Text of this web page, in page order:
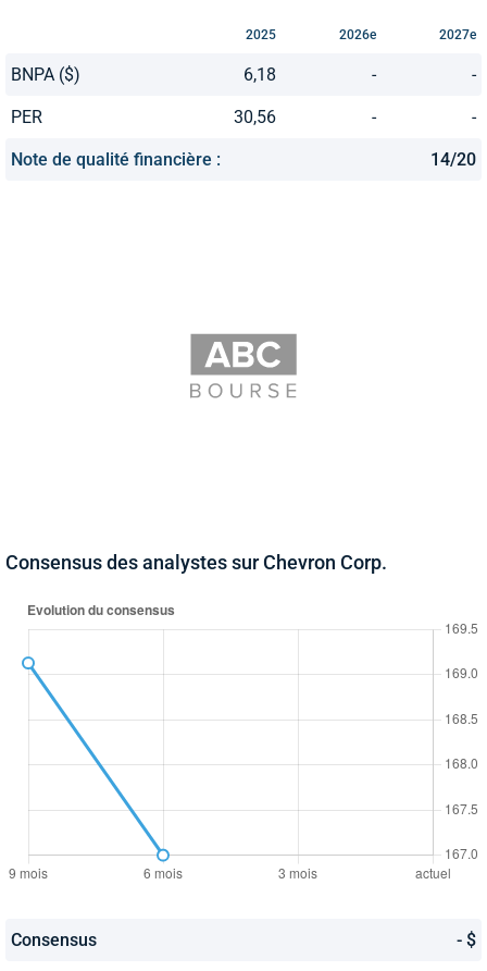
2025 2026e 2027e
BNPA ($) 6,18 - -
PER 30,56 - -
Note de qualité financière : 14/20
Consensus des analystes sur Chevron Corp.
Consensus - $